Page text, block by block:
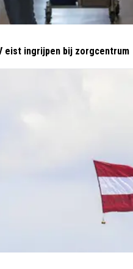
eist ingrijpen bij zorgcentrum